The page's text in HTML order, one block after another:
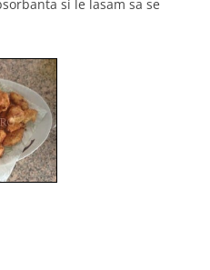
si le lasam sa se